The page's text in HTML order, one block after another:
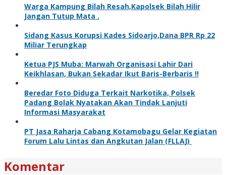
Warga Kampung Bilah Resah,Kapolsek Bilah Hilir
Jangan Tutup Mata .
Sidang Kasus Korupsi Kades Sidoarjo,Dana BPR Rp 22
Miliar Terungkap
Ketua PJS Muba: Marwah Organisasi Lahir Dari
Keikhlasan, Bukan Sekadar Ikut Baris-Berbaris !!
Beredar Foto Diduga Terkait Narkotika, Polsek
Padang Bolak Nyatakan Akan Tindak Lanjuti
Informasi Masyarakat
PT Jasa Raharja Cabang Kotamobagu Gelar Kegiatan
Forum Lalu Lintas dan Angkutan Jalan (FLLAJ)
Komentar